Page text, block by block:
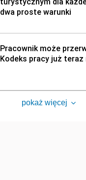
dwa proste warunki
Pracownik może
Kodeks pracy już
pokaż więcej